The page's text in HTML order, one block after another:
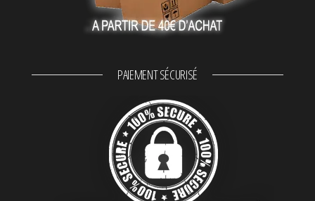
PAIEMENT SÉCURISÉ